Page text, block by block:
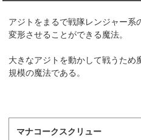
アジトをまるで戦隊レンジャー系
変形させることができる魔法。
大きなアジトを動かして戦うため
規模の魔法である。
マナコークスクリュー